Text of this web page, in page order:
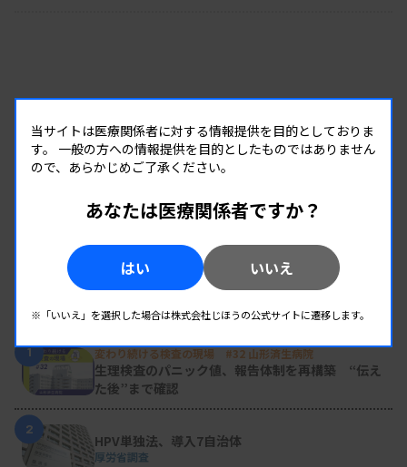
RANKING
人気の記事
1
変わり続ける検査の現場 #32 山形済生病院
生理検査のパニック値、報告体制を再構築 “伝え
た後”まで確認
2
HPV単独法、導入7自治体
厚労省調査
当サイトは医療関係者に対する情報提供を目的としておりま
す。 一般の方への情報提供を目的としたものではありません
ので、あらかじめご了承ください。
あなたは医療関係者ですか？
はい いいえ
※「いいえ」を選択した場合は株式会社じほうの公式サイトに遷移します。